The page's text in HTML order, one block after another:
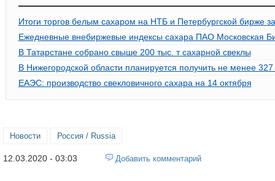
Итоги торгов белым сахаром на НТБ и Петербургской бирже
Ежедневные внебиржевые индексы сахара ПАО Московская
В Татарстане собрано свыше 200 тыс. т сахарной свеклы
В Нижегородской области планируется получить не менее
ЕАЭС: производство свекловичного сахара на 14 октября
Новости Россия / Russia
12.03.2020 - 03:03 Добавить комментарий